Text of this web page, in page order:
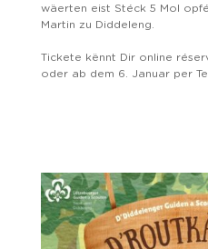
wäerten eist Stéck 5 Mol
Martin zu Diddeleng.
Tickete kënnt Dir online
oder ab dem 6. Januar per